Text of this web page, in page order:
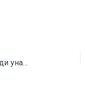
Конкурс за пројекте удружења ради унапређења положаја и статуса Рома и Ромкиња у Републици Србији за 2018. годину